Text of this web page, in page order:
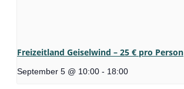
Freizeitland Geiselwind – 25 € pro Person
September 5 @ 10:00 - 18:00